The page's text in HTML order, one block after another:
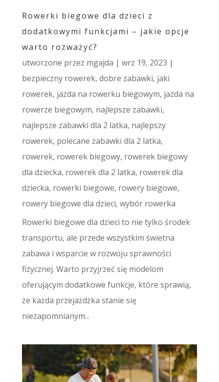
Rowerki biegowe dla dzieci z
dodatkowymi funkcjami – jakie opcje
warto rozważyć?
utworzone przez mgajda | wrz 19, 2023 |
bezpieczny rowerek, dobre zabawki, jaki
rowerek, jazda na rowerku biegowym, jazda na
rowerze biegowym, najlepsze zabawki,
najlepsze zabawki dla 2 latka, najlepszy
rowerek, polecane zabawki dla 2 latka,
rowerek, rowerek biegowy, rowerek biegowy
dla dziecka, rowerek dla 2 latka, rowerek dla
dziecka, rowerki biegowe, rowery biegowe,
rowery biegowe dla dzieci, wybór rowerka
Rowerki biegowe dla dzieci to nie tylko środek
transportu, ale przede wszystkim świetna
zabawa i wsparcie w rozwoju sprawności
fizycznej. Warto przyjrzeć się modelom
oferującym dodatkowe funkcje, które sprawią,
że każda przejażdżka stanie się
niezapomnianym...